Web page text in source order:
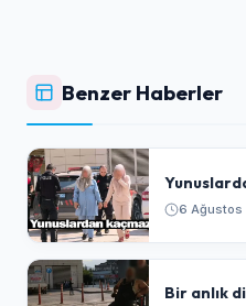
Benzer Haberler
6 Ağustos
Bir anlık